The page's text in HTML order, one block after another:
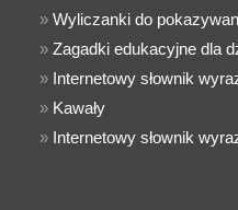
» Wyliczanki do
» Zagadki edukacyjne dla
» Internetowy słownik
» Kawały
» Internetowy słownik